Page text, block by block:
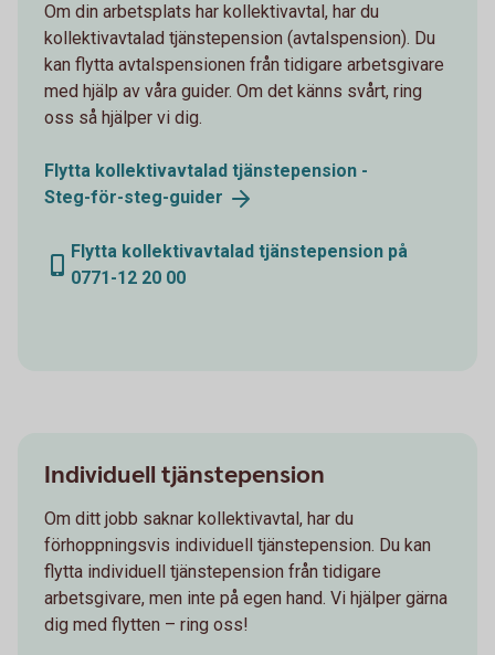
Om din arbetsplats har kollektivavtal, har du
kollektivavtalad tjänstepension (avtalspension). Du
kan flytta avtalspensionen från tidigare arbetsgivare
med hjälp av våra guider. Om det känns svårt, ring
oss så hjälper vi dig.
Flytta kollektivavtalad tjänstepension -
Steg-för-steg-guider
Flytta kollektivavtalad tjänstepension på
0771-12 20 00
Individuell tjänstepension
Om ditt jobb saknar kollektivavtal, har du
förhoppningsvis individuell tjänstepension. Du kan
flytta individuell tjänstepension från tidigare
arbetsgivare, men inte på egen hand. Vi hjälper gärna
dig med flytten – ring oss!